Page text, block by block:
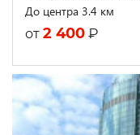
До центра 3.4 км
от 2 400 ₽